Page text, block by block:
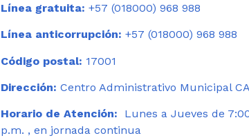
Línea gratuita: +57 (018000) 968 988
Línea anticorrupción: +57 (018000) 968 988
Código postal: 17001
Dirección: Centro Administrativo Municipal
Horario de Atención: Lunes a Jueves de
p.m. , en jornada continua